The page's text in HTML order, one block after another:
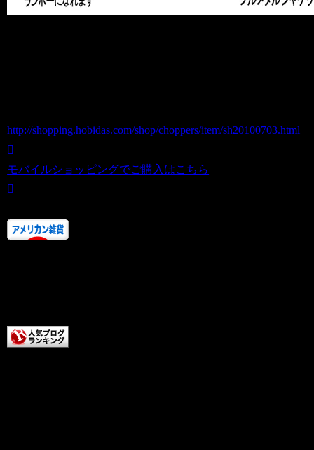
http://shopping.hobidas.com/shop/choppers/item/sh20100703.html
モバイルショッピングでご購入はこちら